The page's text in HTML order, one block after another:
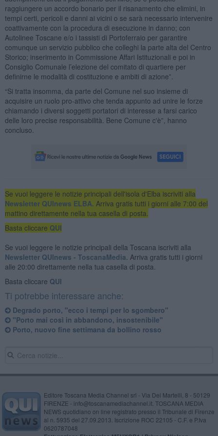
raggiungere un accordo bonario per il risanamento che elimini, in
tempi certi, pericoli e danni ai vicini o se sarà necessario intervenire
coattivamente con la procedura di esecuzione in danno; con
Autolinee Toscane e/o i tassisti di Portoferraio per garantire
comunque un servizio pubblico che colleghi la parte alta del Centro
Storico; inserimento in Commissione Affari Istituzionali e poi in
Consiglio Comunale l’elezione del comitato di quartiere per
definirne le modalità di costituzione e ambiti di azione”.
“Si tratta insomma, da parte del Comune nel suo insieme di
acquisire un ruolo pro-attivo che tenda appunto ad unire le forze
chiamando i diversi soggetti portatori di interesse a farsi carico
delle loro precise responsabilità. Bene Comune c'è”, hanno
concluso.
Se vuoi leggere le notizie principali dell'isola d'Elba iscriviti alla
Newsletter QUInews ELBA. Arriva gratis tutti i giorni alle 7:00 del
mattino direttamente nella tua casella di posta.
Basta cliccare QUI
Se vuoi leggere le notizie principali della Toscana iscriviti alla
Newsletter QUInews - ToscanaMedia. Arriva gratis tutti i giorni
alle 20:00 direttamente nella tua casella di posta.
Basta cliccare QUI
Ti potrebbe interessare anche:
Degrado porto, "ecco i tempi per lo sgombero"
"Porto mai così in abbandono, insostenibile"
Porto, nuovo fine settimana da bollino rosso
Editore Toscana Media Channel srl - Via Dei Martelli, 8 - 50129
FIRENZE - info@toscanamediachannel.it. TOSCANA MEDIA
NEWS quotidiano on line registrato presso il Tribunale di Firenze
al n. 5935 del 27.09.2013. Iscrizione ROC 22105 - C.F. e P.Iva
0620787048